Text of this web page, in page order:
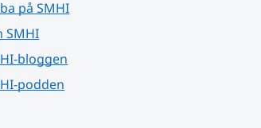
på SMHI
SMHI
bloggen
podden